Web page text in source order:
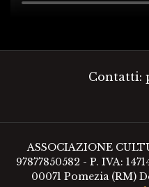
Contatti:
ASSOCIAZIONE
97877850582 - P. IVA:
00071 Pomezia (RM)